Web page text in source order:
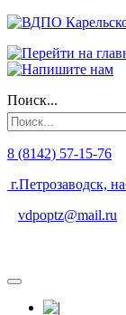
Поиск...
8 (8142) 57-15-76
г.Петрозаводск,
vdpoptz@mail.ru